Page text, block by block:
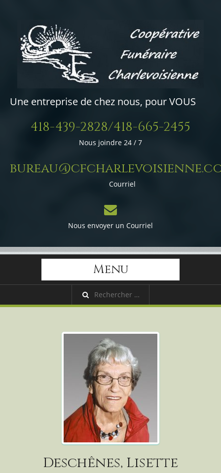
Une entreprise de chez nous, pour VOUS
418-439-2828/418-665-2455
Nous joindre 24 / 7
Courriel
Nous envoyer un Courriel
Menu
Deschênes, Lisette